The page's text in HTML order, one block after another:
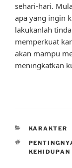
sehari-hari.
apa yang ingin
lakukanlah
memperkuat
akan mampu
meningkatkan
CATEGORIES
KARAKTER
TAGS